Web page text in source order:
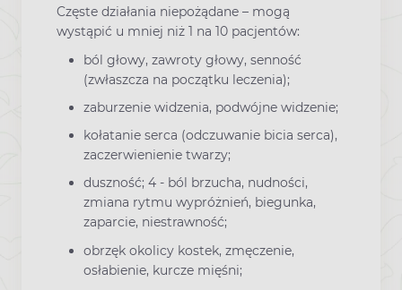
Częste działania niepożądane – mogą
wystąpić u mniej niż 1 na 10 pacjentów:
ból głowy, zawroty głowy, senność
(zwłaszcza na początku leczenia);
zaburzenie widzenia, podwójne widzenie;
kołatanie serca (odczuwanie bicia serca),
zaczerwienienie twarzy;
duszność; 4 - ból brzucha, nudności,
zmiana rytmu wypróżnień, biegunka,
zaparcie, niestrawność;
obrzęk okolicy kostek, zmęczenie,
osłabienie, kurcze mięśni;